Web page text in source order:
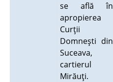
se află în
apropierea
Curţii
Domneşti din
Suceava,
cartierul
Mirăuţi.